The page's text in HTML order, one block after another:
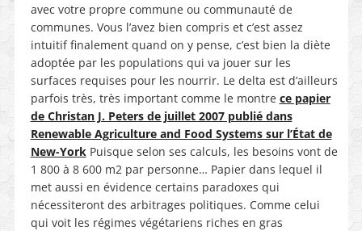
avec votre propre commune ou communauté de
communes. Vous l’avez bien compris et c’est assez
intuitif finalement quand on y pense, c’est bien la diète
adoptée par les populations qui va jouer sur les
surfaces requises pour les nourrir. Le delta est d’ailleurs
parfois très, très important comme le montre ce papier
de Christan J. Peters de juillet 2007 publié dans
Renewable Agriculture and Food Systems sur l’État de
New-YorkPuisque selon ses calculs, les besoins vont de
1 800 à 8 600 m2 par personne… Papier dans lequel il
met aussi en évidence certains paradoxes qui
nécessiteront des arbitrages politiques. Comme celui
qui voit les régimes végétariens riches en gras